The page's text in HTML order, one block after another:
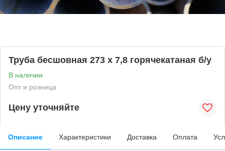
Труба бесшовная 273 х 7,8 горячекатаная б/у
В наличии
Опт и розница
Цену уточняйте
Описание Характеристики Доставка Оплата